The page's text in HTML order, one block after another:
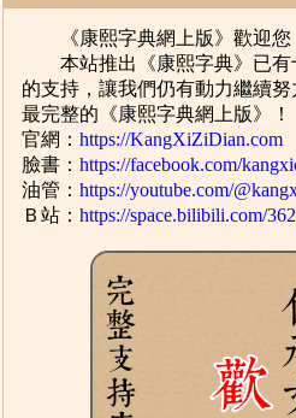
《康熙字典網上版》歡迎您
本站推出《康熙字典》已有
的支持，讓我們仍有動力繼續
最完整的《康熙字典網上版》！
官網：https://KangXiZiDian.com
臉書：https://facebook.com/
油管：https://youtube.com/
Ｂ站：https://space.bilibili.com/